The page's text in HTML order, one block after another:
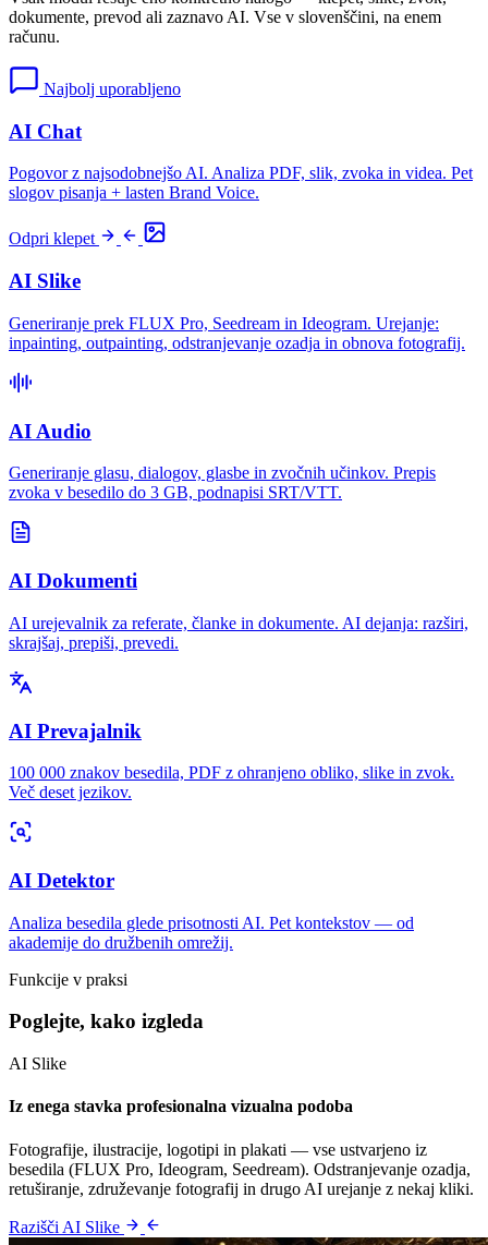
dokumente, prevod ali zaznavo AI. Vse v slovenščini, na enem
računu.
Najbolj uporabljeno
AI Chat
Pogovor z najsodobnejšo AI. Analiza PDF, slik, zvoka in videa. Pet
slogov pisanja + lasten Brand Voice.
Odpri klepet
AI Slike
Generiranje prek FLUX Pro, Seedream in Ideogram. Urejanje:
inpainting, outpainting, odstranjevanje ozadja in obnova fotografij.
AI Audio
Generiranje glasu, dialogov, glasbe in zvočnih učinkov. Prepis
zvoka v besedilo do 3 GB, podnapisi SRT/VTT.
AI Dokumenti
AI urejevalnik za referate, članke in dokumente. AI dejanja: razširi,
skrajšaj, prepiši, prevedi.
AI Prevajalnik
100 000 znakov besedila, PDF z ohranjeno obliko, slike in zvok.
Več deset jezikov.
AI Detektor
Analiza besedila glede prisotnosti AI. Pet kontekstov — od
akademije do družbenih omrežij.
Funkcije v praksi
Poglejte, kako izgleda
AI Slike
Iz enega stavka profesionalna vizualna podoba
Fotografije, ilustracije, logotipi in plakati — vse ustvarjeno iz
besedila (FLUX Pro, Ideogram, Seedream). Odstranjevanje ozadja,
retuširanje, združevanje fotografij in drugo AI urejanje z nekaj kliki.
Razišči AI Slike